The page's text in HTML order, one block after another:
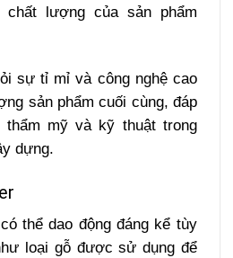
lượng của sản phẩm
sự tỉ mỉ và công nghệ cao
sản phẩm cuối cùng, đáp
mỹ và kỹ thuật trong
dựng.
thể dao động đáng kể tùy
loại gỗ được sử dụng để